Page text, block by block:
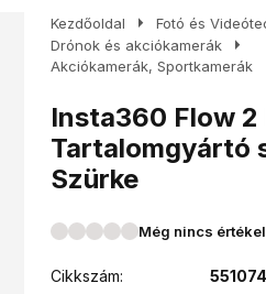
Kezdőoldal arrow_right Fotó és
Drónok és akciókamerák arrow_right
Akciókamerák, Sportkamerák
Insta360 Flow 2
Tartalomgyártó
Szürke
Még nincs
Cikkszám:
551074